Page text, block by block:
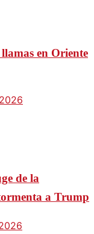
en Oriente
de la
a Trump